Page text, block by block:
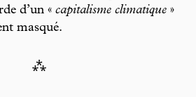
d’un « capitalisme climatique »
masqué.
⁂